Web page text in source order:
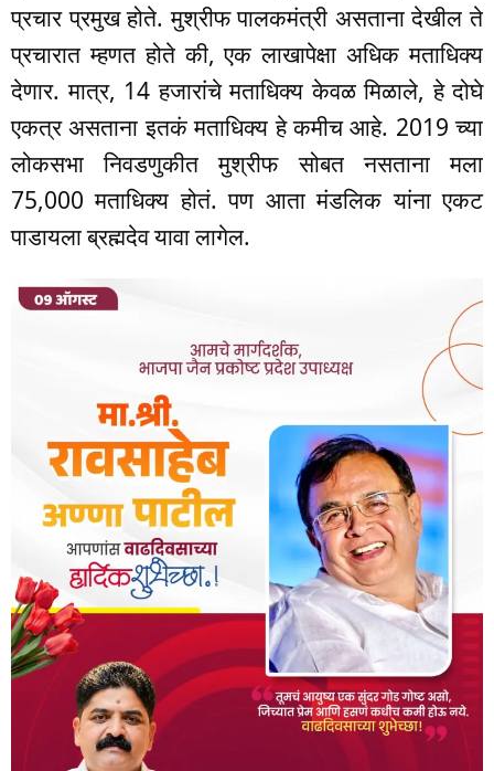
प्रचार प्रमुख होते. मुश्रीफ पालकमंत्री असताना देखील ते
प्रचारात म्हणत होते की, एक लाखापेक्षा अधिक मताधिक्य
देणार. मात्र, 14 हजारांचे मताधिक्य केवळ मिळाले, हे दोघे
एकत्र असताना इतकं मताधिक्य हे कमीच आहे. 2019 च्या
लोकसभा निवडणुकीत मुश्रीफ सोबत नसताना मला
75,000 मताधिक्य होतं. पण आता मंडलिक यांना एकट
पाडायला ब्रह्मदेव यावा लागेल.